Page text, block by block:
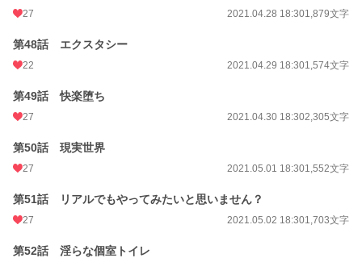
27 2021.04.28 18:301,879文字
第48話 エクスタシー
22 2021.04.29 18:301,574文字
第49話 快楽堕ち
27 2021.04.30 18:302,305文字
第50話 現実世界
27 2021.05.01 18:301,552文字
第51話 リアルでもやってみたいと思いません？
27 2021.05.02 18:301,703文字
第52話 淫らな個室トイレ